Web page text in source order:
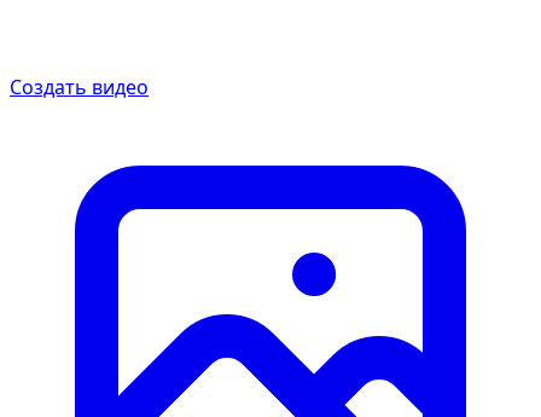
Создать видео